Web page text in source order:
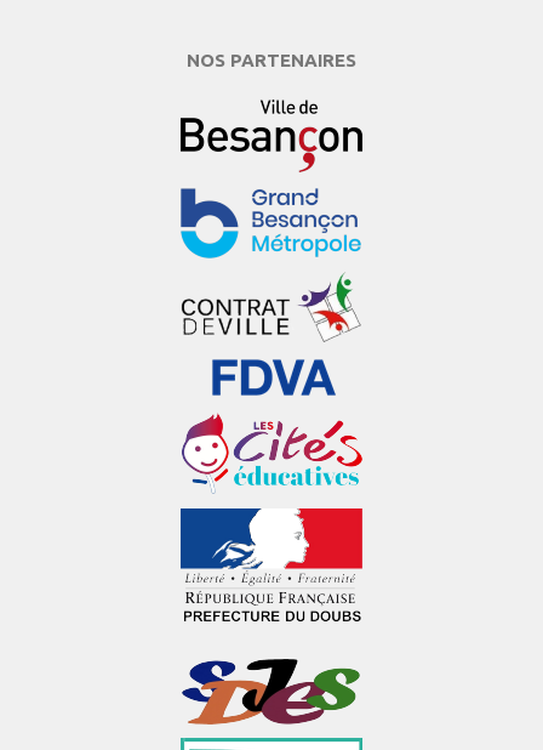
NOS PARTENAIRES